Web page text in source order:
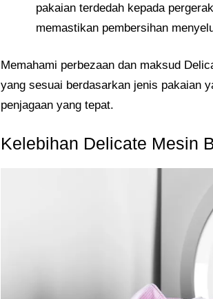
pakaian terdedah kepada
memastikan pembersihan
Memahami perbezaan dan maksud
yang sesuai berdasarkan jenis pakaian
penjagaan yang tepat.
Kelebihan Delicate Mesin